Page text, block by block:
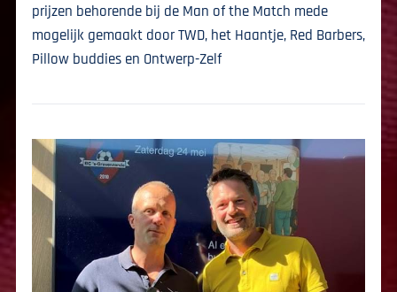
prijzen behorende bij de Man of the Match mede
mogelijk gemaakt door TWD, het Haantje, Red Barbers,
Pillow buddies en Ontwerp-Zelf